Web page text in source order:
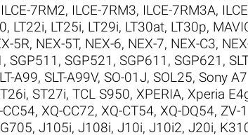
ILCE-7RM2, ILCE-7RM3, ILCE-7RM3A,
, LT22i, LT25i, LT29i, LT30at, LT30p,
5R, NEX-5T, NEX-6, NEX-7, NEX-C3,
, SGP511 , SGP521 , SGP611 , SGP621 ,
A99, SLT-A99V, SO-01J, SOL25, Sony
, ST27i, TCL S950, XPERIA, Xperia
CC54, XQ-CC72, XQ-CT54, XQ-DQ54, ZV-1
G705, J105i, J108i, J10i, J10i2, J20i,